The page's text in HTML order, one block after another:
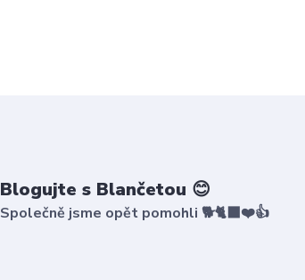
Blogujte s Blančetou 😊
Společně jsme opět pomohli 🐕🐈‍⬛❤️👍